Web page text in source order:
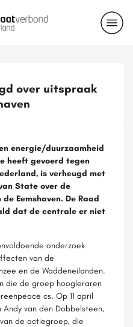
over uitspraak
energie/duurzaamheid
heeft gevoerd tegen
is verheugd met
State over de
Eemshaven. De Raad
dat de centrale er niet
onderzoek
van de
en de Waddeneilanden.
die de groep hoogleraren
cs. Op 11 april
van den Dobbelsteen,
de actiegroep, die